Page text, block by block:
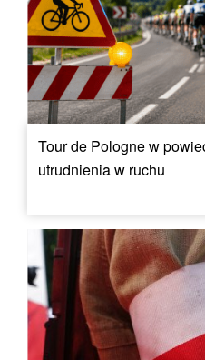
Tour de Pologne w
utrudnienia w ruchu